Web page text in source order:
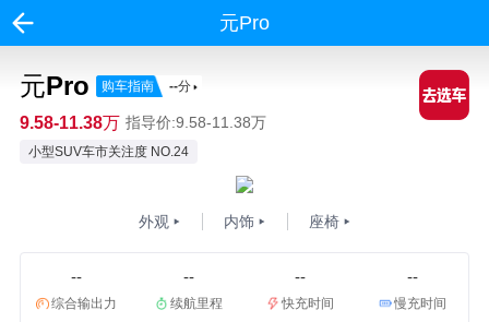
元Pro
元Pro 购车指南 --分
9.58-11.38万 指导价:9.58-11.38万
小型SUV车市关注度 NO.24
外观 内饰 座椅
--
综合输出力
--
续航里程
--
快充时间
--
慢充时间